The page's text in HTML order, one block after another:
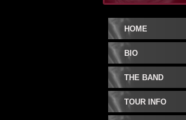
HOME
BIO
THE BAND
TOUR INFO